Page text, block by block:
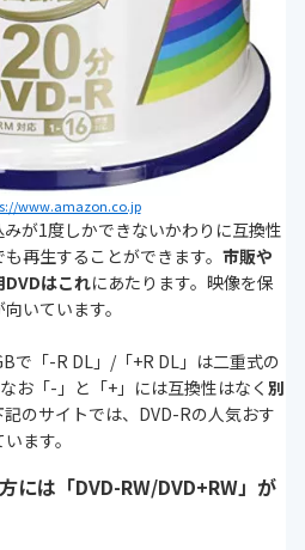
www.amazon.co.jp
が1度しかできないかわりに互換性
再生することができます。 市販や
DVDはこれにあたります。映像を保
いています。
で「-R DL」/「+R DL」は二重式の
お「-」と「+」には互換性はなく 別
のサイトでは、DVD-Rの人気おす
ます。
には「DVD-RW/DVD+RW」が